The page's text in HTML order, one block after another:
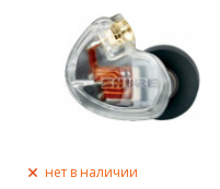
нет в наличии